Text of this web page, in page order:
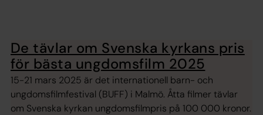
De tävlar om Svenska kyrkans pris
för bästa ungdomsfilm 2025
15-21 mars 2025 är det internationell barn- och
ungdomsfilmfestival (BUFF) i Malmö. Åtta filmer tävlar
om Svenska kyrkan ungdomsfilmpris på 100 000 kronor.